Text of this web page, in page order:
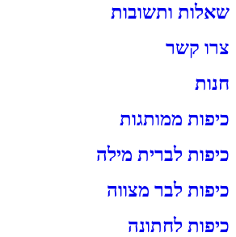
שאלות ותשובות
צרו קשר
חנות
כיפות ממותגות
כיפות לברית מילה
כיפות לבר מצווה
כיפות לחתונה